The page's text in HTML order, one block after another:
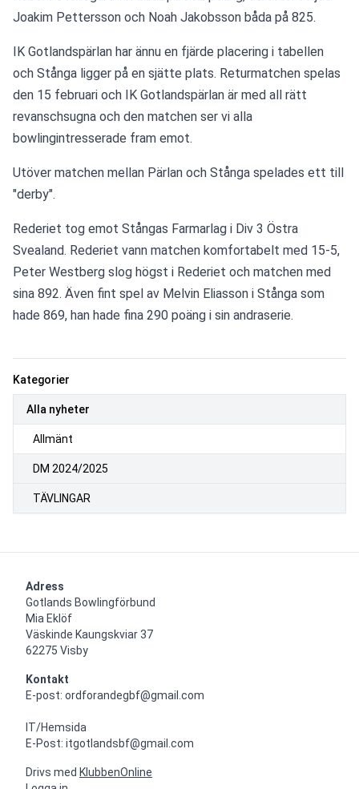
Kategorier
Alla nyheter
Allmänt
DM 2024/2025
TÄVLINGAR
Joakim Pettersson och Noah Jakobsson båda på 825.
IK Gotlandspärlan har ännu en fjärde placering i tabellen
och Stånga ligger på en sjätte plats. Returmatchen spelas
den 15 februari och IK Gotlandspärlan är med all rätt
revanschsugna och den matchen ser vi alla
bowlingintresserade fram emot.
Utöver matchen mellan Pärlan och Stånga spelades ett till
"derby".
Rederiet tog emot Stångas Farmarlag i Div 3 Östra
Svealand. Rederiet vann matchen komfortabelt med 15-5,
Peter Westberg slog högst i Rederiet och matchen med
sina 892. Även fint spel av Melvin Eliasson i Stånga som
hade 869, han hade fina 290 poäng i sin andraserie.
Adress
Gotlands Bowlingförbund
Mia Eklöf
Väskinde Kaungskviar 37
62275 Visby
Kontakt
E-post: ordforandegbf@gmail.com
IT/Hemsida
E-Post: itgotlandsbf@gmail.com
Drivs med KlubbenOnline